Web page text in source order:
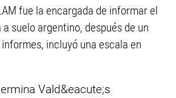
fue la encargada de informar el
suelo argentino, después de un
incluyó una escala en